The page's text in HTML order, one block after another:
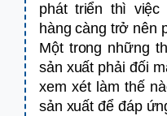
phát triển thì việc
hàng càng trở nên
Một trong những
sản xuất phải đối
xem xét làm thế
sản xuất để đáp